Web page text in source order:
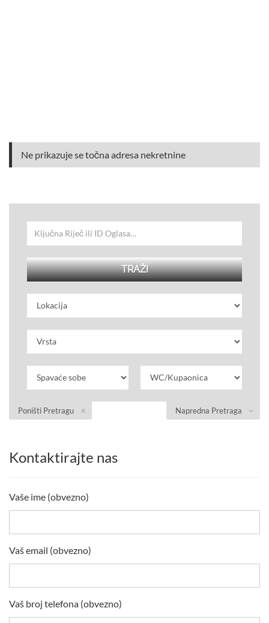
Ne prikazuje se točna adresa nekretnine
Napredna Pretraga
Poništi Pretragu
Kontaktirajte nas
Vaše ime (obvezno)
Vaš email (obvezno)
Vaš broj telefona (obvezno)